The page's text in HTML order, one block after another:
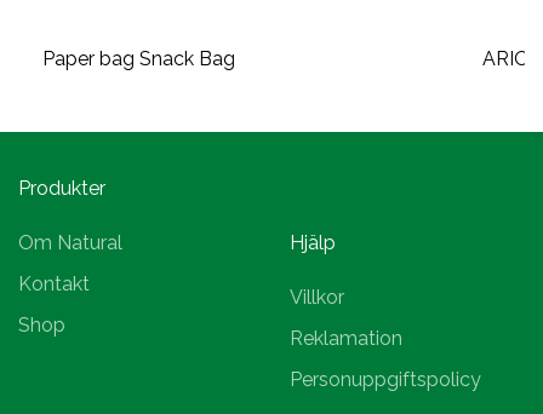
Paper bag Snack Bag
Produkter
Om Natural
Kontakt
Shop
Hjälp
Villkor
Reklamation
Personuppgiftspolicy